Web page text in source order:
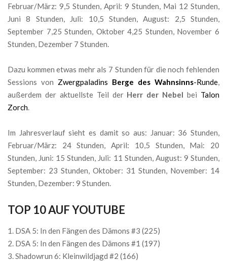
Februar/März: 9,5 Stunden, April: 9 Stunden, Mai 12 Stunden,
Juni 8 Stunden, Juli: 10,5 Stunden, August: 2,5 Stunden,
September 7,25 Stunden, Oktober 4,25 Stunden, November 6
Stunden, Dezember 7 Stunden.
Dazu kommen etwas mehr als 7 Stunden für die noch fehlenden
Sessions von Zwergpaladins Berge des Wahnsinns-Runde
außerdem der aktuellste Teil der Herr der Nebel bei Talon
Zorch
Im Jahresverlauf sieht es damit so aus: Januar: 36 Stunden,
Februar/März: 24 Stunden, April: 10,5 Stunden, Mai: 20
Stunden, Juni: 15 Stunden, Juli: 11 Stunden, August: 9 Stunden,
September: 23 Stunden, Oktober: 31 Stunden, November: 14
Stunden, Dezember: 9 Stunden.
TOP 10 AUF YOUTUBE
DSA 5: In den Fängen des Dämons #3 (225)
DSA 5: In den Fängen des Dämons #1 (197)
Shadowrun 6: Kleinwildjagd #2 (166)